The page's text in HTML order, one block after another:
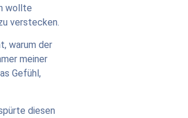
wollte
verstecken.
warum der
meiner
Gefühl,
diesen